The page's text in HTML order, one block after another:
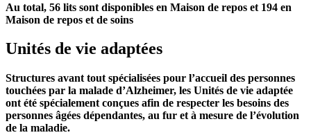
Au total, 56 lits sont disponibles en Maison de repos et 194 en
Maison de repos et de soins
Unités de vie adaptées
Structures avant tout spécialisées pour l’accueil des personnes
touchées par la malade d’Alzheimer, les Unités de vie adaptée
ont été spécialement conçues afin de respecter les besoins des
personnes âgées dépendantes, au fur et à mesure de l’évolution
de la maladie.